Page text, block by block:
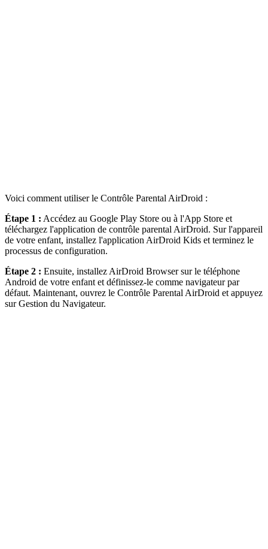
Voici comment utiliser le Contrôle Parental AirDroid :
Étape 1 : Accédez au Google Play Store ou à l'App Store et
téléchargez l'application de contrôle parental AirDroid. Sur l'appareil
de votre enfant, installez l'application AirDroid Kids et terminez le
processus de configuration.
Étape 2 : Ensuite, installez AirDroid Browser sur le téléphone
Android de votre enfant et définissez-le comme navigateur par
défaut. Maintenant, ouvrez le Contrôle Parental AirDroid et appuyez
sur Gestion du Navigateur.